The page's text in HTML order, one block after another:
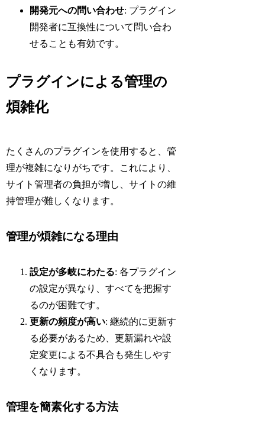
開発元への問い合わせ: プラグイン
開発者に互換性について問い合わ
せることも有効です。
プラグインによる管理の
煩雑化
たくさんのプラグインを使用すると、管
理が複雑になりがちです。これにより、
サイト管理者の負担が増し、サイトの維
持管理が難しくなります。
管理が煩雑になる理由
設定が多岐にわたる: 各プラグイン
の設定が異なり、すべてを把握す
るのが困難です。
更新の頻度が高い: 継続的に更新す
る必要があるため、更新漏れや設
定変更による不具合も発生しやす
くなります。
管理を簡素化する方法